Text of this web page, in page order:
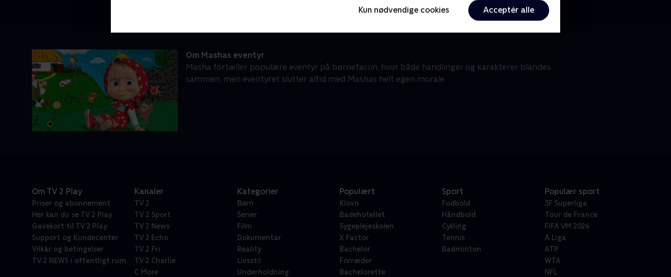
Kun nødvendige cookies Acceptér alle
Om Mashas eventyr
Masha fortæller populære eventyr på børnefacon, hvor både handlinger og karakterer blandes
sammen, men eventyret slutter altid med Mashas helt egen morale
Om TV 2 Play
Priser og abonnement
Her kan du se TV 2 Play
Gavekort til TV 2 Play
Support og Kundecenter
Vilkår og betingelser
TV 2 NEWS i offentligt rum
Kanaler
TV 2
TV 2 Sport
TV 2 News
TV 2 Echo
TV 2 Fri
TV 2 Charlie
C More
Kategorier
Børn
Serier
Film
Dokumentar
Reality
Livsstil
Underholdning
Populært
Klovn
Badehotellet
Sygeplejeskolen
X Factor
Bachelor
Forræder
Bachelorette
Sport
Fodbold
Håndbold
Cykling
Tennis
Badminton
Populær sport
3F Superliga
Tour de France
FIFA VM 2026
A Liga
ATP
WTA
NFL